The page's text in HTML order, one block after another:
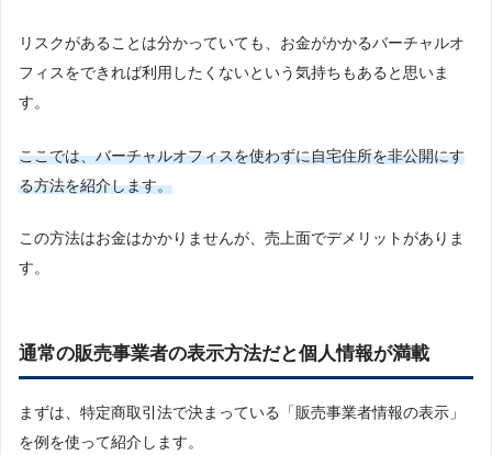
リスクがあることは分かっていても、お金がかかるバーチャルオ
フィスをできれば利用したくないという気持ちもあると思いま
す。
ここでは、バーチャルオフィスを使わずに自宅住所を非公開にす
る方法を紹介します。
この方法はお金はかかりませんが、売上面でデメリットがありま
す。
通常の販売事業者の表示方法だと個人情報が満載
まずは、特定商取引法で決まっている「販売事業者情報の表示」
を例を使って紹介します。